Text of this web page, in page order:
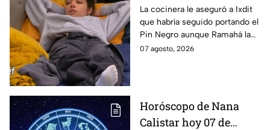
designación del Pin
Negro a un integrante
de las "Divas" en
MasterChef 24/7
La cocinera le aseguró a Ixdit
que habría seguido portando el
Pin Negro aunque Ramahá la
hubiera subido al balcón
07 agosto, 2026
Horóscopo de Nana
Calistar hoy 07 de